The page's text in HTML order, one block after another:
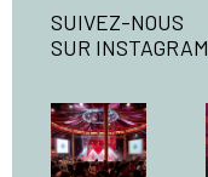
SUIVEZ-NOUS
SUR INSTAGRAM